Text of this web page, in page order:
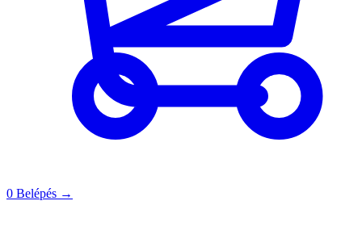
0 Belépés →